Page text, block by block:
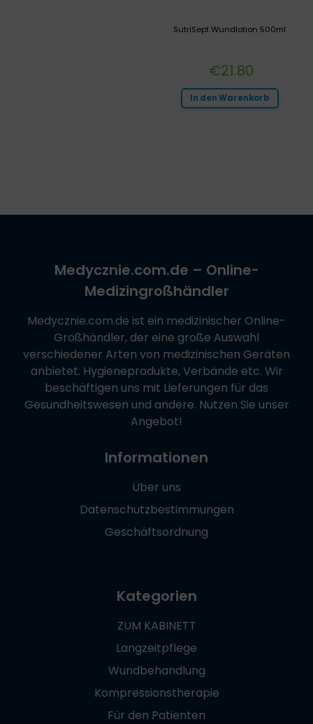
SutriSept Wundlotion 500ml
€21.80
In den Warenkorb
Medycznie.com.de – Online-
Medizingroßhändler
Medycznie.com.de ist ein medizinischer Online-
Großhändler, der eine große Auswahl
verschiedener Arten von medizinischen Geräten
anbietet. Hygieneprodukte, Verbände etc. Wir
beschäftigen uns mit Lieferungen für das
Gesundheitswesen und andere. Nutzen Sie unser
Angebot!
Informationen
Über uns
Datenschutzbestimmungen
Geschäftsordnung
Kategorien
ZUM KABINETT
Langzeitpflege
Wundbehandlung
Kompressionstherapie
Für den Patienten